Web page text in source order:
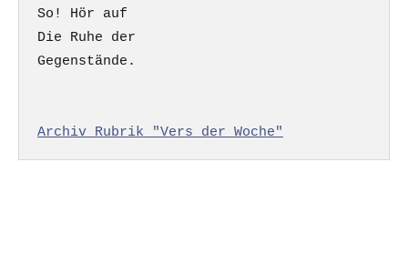
So! Hör auf
Die Ruhe der
Gegenstände.
Archiv Rubrik "Vers der Woche"